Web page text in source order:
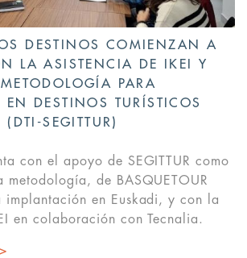
DESTINOS COMIENZAN A
LA ASISTENCIA DE IKEI Y
PARA
EN DESTINOS TURÍSTICOS
(DTI-SEGITTUR)
con el apoyo de SEGITTUR como
de BASQUETOUR
en Euskadi, y con la
en colaboración con Tecnalia.
>